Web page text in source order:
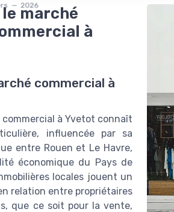
— 2026
marché
à
commercial à
à Yvetot connaît
influencée par sa
entre Rouen et Le Havre,
économique du Pays de
locales jouent un
relation entre propriétaires
que ce soit pour la vente,